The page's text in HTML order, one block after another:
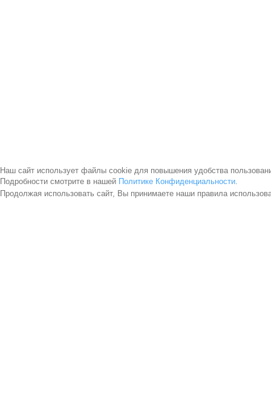
Наш сайт использует файлы cookie для повышения удобства
Подробности смотрите в нашей Политике Конфиденциальности.
Продолжая использовать сайт, Вы принимаете наши правила